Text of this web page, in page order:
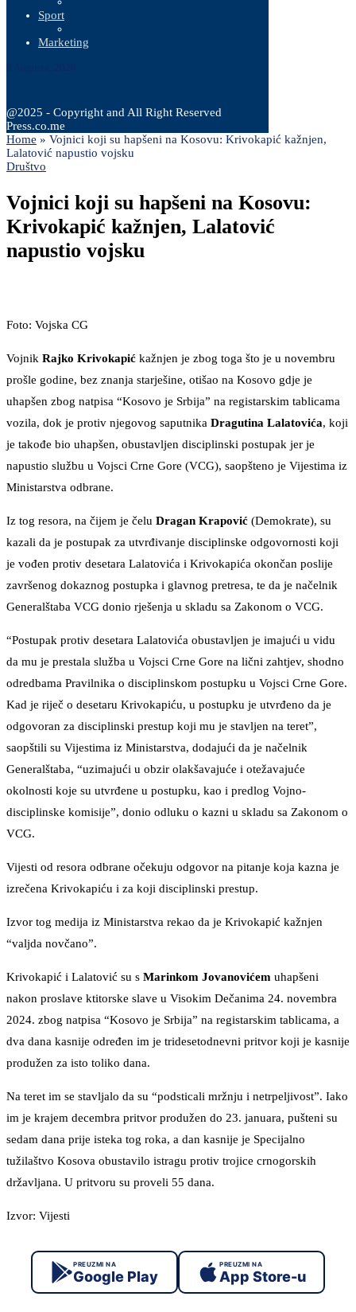
Sport
Marketing
@2025 - Copyright and All Right Reserved
Press.co.me
Home » Vojnici koji su hapšeni na Kosovu: Krivokapić kažnjen,
Lalatović napustio vojsku
Društvo
Vojnici koji su hapšeni na Kosovu:
Krivokapić kažnjen, Lalatović
napustio vojsku
Foto: Vojska CG
Vojnik Rajko Krivokapić kažnjen je zbog toga što je u novembru
prošle godine, bez znanja starješine, otišao na Kosovo gdje je
uhapšen zbog natpisa “Kosovo je Srbija” na registarskim tablicama
vozila, dok je protiv njegovog saputnika Dragutina Lalatovića, koji
je takođe bio uhapšen, obustavljen disciplinski postupak jer je
napustio službu u Vojsci Crne Gore (VCG), saopšteno je Vijestima iz
Ministarstva odbrane.
Iz tog resora, na čijem je čelu Dragan Krapović (Demokrate), su
kazali da je postupak za utvrđivanje disciplinske odgovornosti koji
je vođen protiv desetara Lalatovića i Krivokapića okončan poslije
završenog dokaznog postupka i glavnog pretresa, te da je načelnik
Generalštaba VCG donio rješenja u skladu sa Zakonom o VCG.
“Postupak protiv desetara Lalatovića obustavljen je imajući u vidu
da mu je prestala služba u Vojsci Crne Gore na lični zahtjev, shodno
odredbama Pravilnika o disciplinskom postupku u Vojsci Crne Gore.
Kad je riječ o desetaru Krivokapiću, u postupku je utvrđeno da je
odgovoran za disciplinski prestup koji mu je stavljen na teret”,
saopštili su Vijestima iz Ministarstva, dodajući da je načelnik
Generalštaba, “uzimajući u obzir olakšavajuće i otežavajuće
okolnosti koje su utvrđene u postupku, kao i predlog Vojno-
disciplinske komisije”, donio odluku o kazni u skladu sa Zakonom o
VCG.
Vijesti od resora odbrane očekuju odgovor na pitanje koja kazna je
izrečena Krivokapiću i za koji disciplinski prestup.
Izvor tog medija iz Ministarstva rekao da je Krivokapić kažnjen
“valjda novčano”.
Krivokapić i Lalatović su s Marinkom Jovanovićem uhapšeni
nakon proslave ktitorske slave u Visokim Dečanima 24. novembra
2024. zbog natpisa “Kosovo je Srbija” na registarskim tablicama, a
dva dana kasnije određen im je tridesetodnevni pritvor koji je kasnije
produžen za isto toliko dana.
Na teret im se stavljalo da su “podsticali mržnju i netrpeljivost”. Iako
im je krajem decembra pritvor produžen do 23. januara, pušteni su
sedam dana prije isteka tog roka, a dan kasnije je Specijalno
tužilaštvo Kosova obustavilo istragu protiv trojice crnogorskih
državljana. U pritvoru su proveli 55 dana.
Izvor: Vijesti
PREUZMI NA
Google Play
PREUZMI NA
App Store-u